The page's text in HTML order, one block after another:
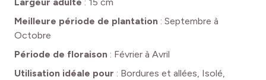
Largeur adulte : 15 cm
Meilleure période de plantation : Septembre à
Octobre
Période de floraison : Février à Avril
Utilisation idéale pour : Bordures et allées, Isolé,